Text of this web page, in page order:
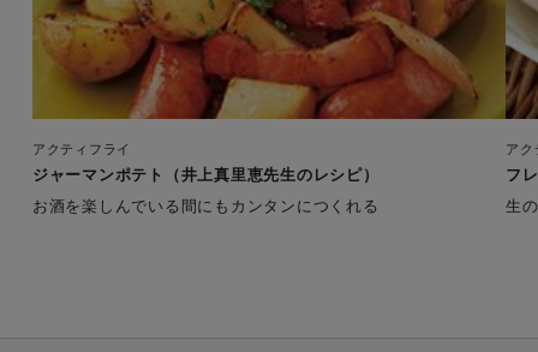
アクティフライ
ジャーマンポテト（井上真里恵先生のレシピ）
お酒を楽しんでいる間にもカンタンにつくれる
アク
フ
生